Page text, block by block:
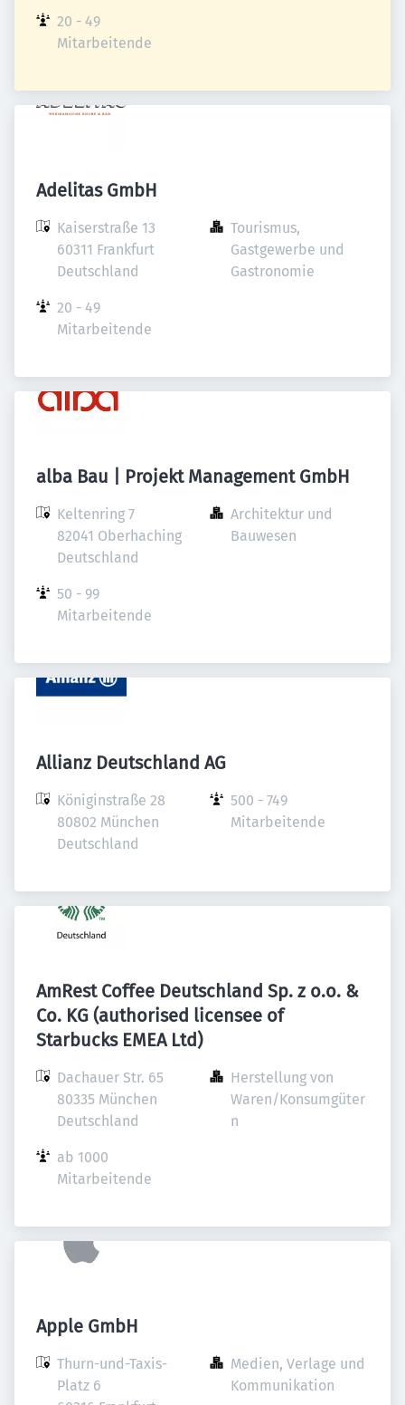
20 - 49
Mitarbeitende
Adelitas GmbH
Kaiserstraße 13
60311 Frankfurt
Deutschland
Tourismus,
Gastgewerbe und
Gastronomie
20 - 49
Mitarbeitende
alba Bau | Projekt Management GmbH
Keltenring 7
82041 Oberhaching
Deutschland
Architektur und
Bauwesen
50 - 99
Mitarbeitende
Allianz Deutschland AG
Königinstraße 28
80802 München
Deutschland
500 - 749
Mitarbeitende
AmRest Coffee Deutschland Sp. z o.o. &
Co. KG (authorised licensee of
Starbucks EMEA Ltd)
Dachauer Str. 65
80335 München
Deutschland
Herstellung von
Waren/Konsumgüter
n
ab 1000
Mitarbeitende
Apple GmbH
Thurn-und-Taxis-
Platz 6
Medien, Verlage und
Kommunikation